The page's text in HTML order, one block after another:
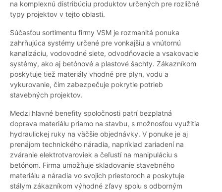
na komplexnú distribúciu produktov určených pre rozličné
typy projektov v tejto oblasti.
Súčasťou sortimentu firmy VSM je rozmanitá ponuka
zahrňujúca systémy určené pre vonkajšiu a vnútornú
kanalizáciu, vodovodné siete, odvodňovacie a vsakovacie
systémy, ako aj betónové a plastové šachty. Zákazníkom
poskytuje tiež materiály vhodné pre plyn, vodu a
vykurovanie, čím zabezpečuje pokrytie potrieb
stavebných projektov.
Medzi hlavné benefity spoločnosti patrí bezplatná
doprava materiálu priamo na stavbu, s možnosťou využitia
hydraulickej ruky na väčšie objednávky. V ponuke je aj
prenájom technického náradia, napríklad zariadení na
zváranie elektrotvaroviek a čeľustí na manipuláciu s
betónom. Firma umožňuje skladovanie stavebného
materiálu a náradia vo svojich priestoroch a poskytuje
stálym zákazníkom výhodné zľavy spolu s odborným